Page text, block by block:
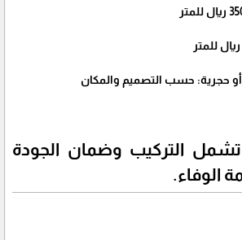
حجرية: حسب التصميم والمكان
التركيب وضمان الجودة